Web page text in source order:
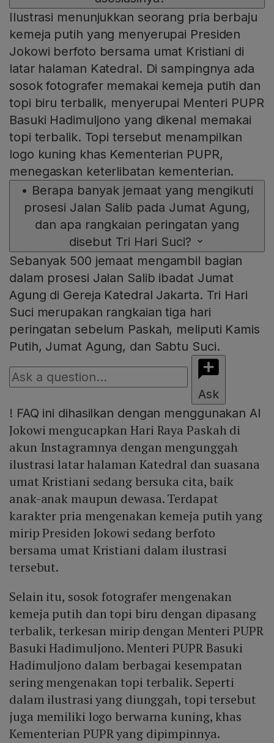
Ilustrasi menunjukkan seorang pria berbaju
kemeja putih yang menyerupai Presiden
Jokowi berfoto bersama umat Kristiani di
latar halaman Katedral. Di sampingnya ada
sosok fotografer memakai kemeja putih dan
topi biru terbalik, menyerupai Menteri PUPR
Basuki Hadimuljono yang dikenal memakai
topi terbalik. Topi tersebut menampilkan
logo kuning khas Kementerian PUPR,
menegaskan keterlibatan kementerian.
• Berapa banyak jemaat yang mengikuti
prosesi Jalan Salib pada Jumat Agung,
dan apa rangkaian peringatan yang
disebut Tri Hari Suci?
Sebanyak 500 jemaat mengambil bagian
dalam prosesi Jalan Salib ibadat Jumat
Agung di Gereja Katedral Jakarta. Tri Hari
Suci merupakan rangkaian tiga hari
peringatan sebelum Paskah, meliputi Kamis
Putih, Jumat Agung, dan Sabtu Suci.
Ask
! FAQ ini dihasilkan dengan menggunakan AI
Jokowi mengucapkan Hari Raya Paskah di
akun Instagramnya dengan mengunggah
ilustrasi latar halaman Katedral dan suasana
umat Kristiani sedang bersuka cita, baik
anak-anak maupun dewasa. Terdapat
karakter pria mengenakan kemeja putih yang
mirip Presiden Jokowi sedang berfoto
bersama umat Kristiani dalam ilustrasi
tersebut.
Selain itu, sosok fotografer mengenakan
kemeja putih dan topi biru dengan dipasang
terbalik, terkesan mirip dengan Menteri PUPR
Basuki Hadimuljono. Menteri PUPR Basuki
Hadimuljono dalam berbagai kesempatan
sering mengenakan topi terbalik. Seperti
dalam ilustrasi yang diunggah, topi tersebut
juga memiliki logo berwarna kuning, khas
Kementerian PUPR yang dipimpinnya.